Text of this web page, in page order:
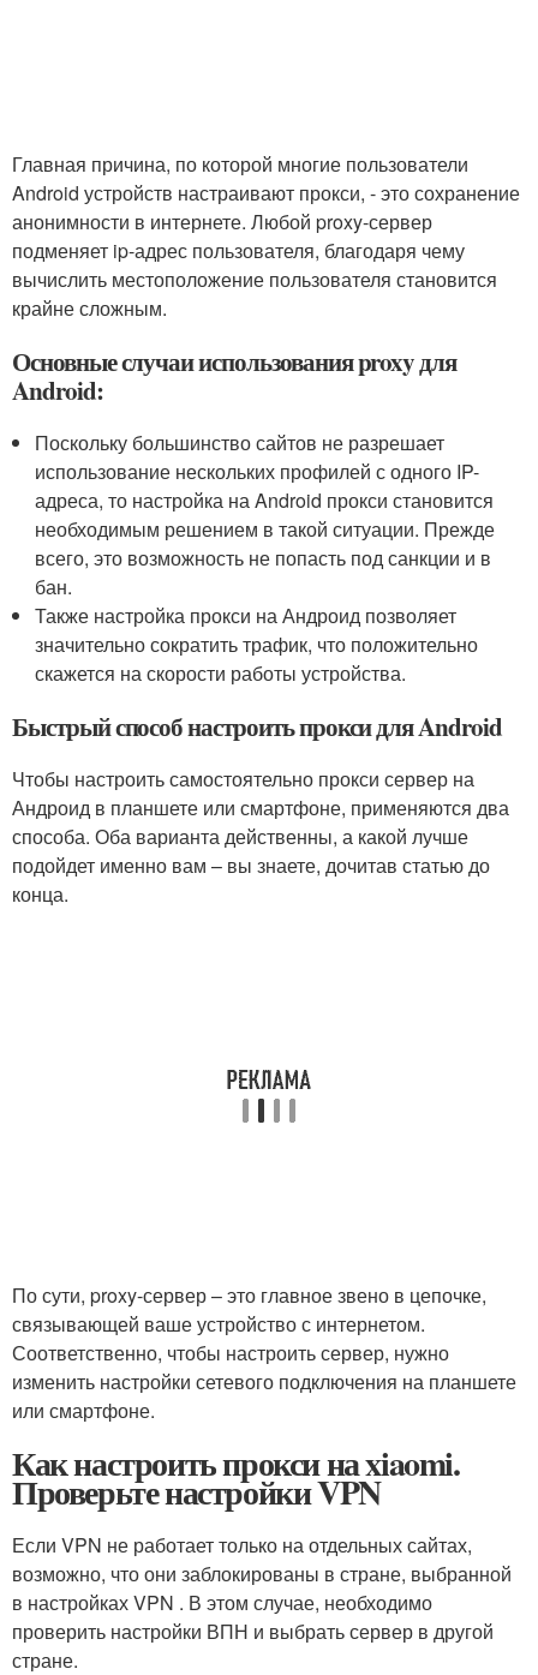
Главная причина, по которой многие пользователи
Android устройств настраивают прокси, - это сохранение
анонимности в интернете. Любой proxy-сервер
подменяет ip-адрес пользователя, благодаря чему
вычислить местоположение пользователя становится
крайне сложным.
Основные случаи использования proxy для
Android:
Поскольку большинство сайтов не разрешает
использование нескольких профилей с одного IP-
адреса, то настройка на Android прокси становится
необходимым решением в такой ситуации. Прежде
всего, это возможность не попасть под санкции и в
бан.
Также настройка прокси на Андроид позволяет
значительно сократить трафик, что положительно
скажется на скорости работы устройства.
Быстрый способ настроить прокси для Android
Чтобы настроить самостоятельно прокси сервер на
Андроид в планшете или смартфоне, применяются два
способа. Оба варианта действенны, а какой лучше
подойдет именно вам – вы знаете, дочитав статью до
конца.
По сути, proxy-сервер – это главное звено в цепочке,
связывающей ваше устройство с интернетом.
Соответственно, чтобы настроить сервер, нужно
изменить настройки сетевого подключения на планшете
или смартфоне.
Как настроить прокси на xiaomi.
Проверьте настройки VPN
Если VPN не работает только на отдельных сайтах,
возможно, что они заблокированы в стране, выбранной
в настройках VPN . В этом случае, необходимо
проверить настройки ВПН и выбрать сервер в другой
стране.